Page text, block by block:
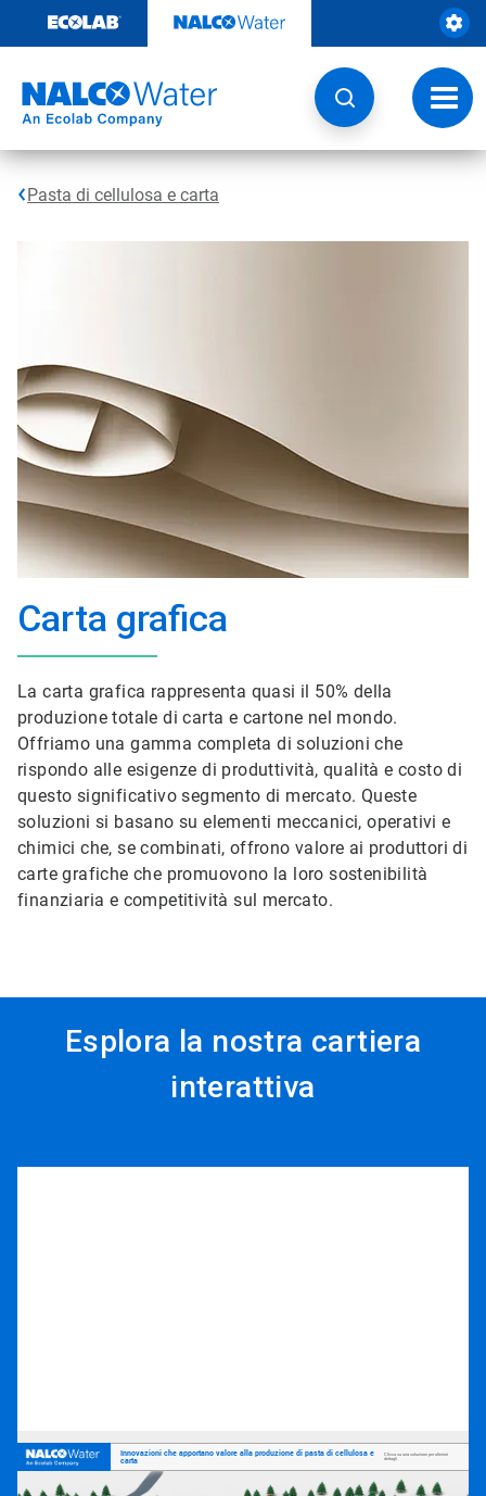
contenuto
Pasta di cellulosa e carta
Carta grafica
La carta grafica rappresenta quasi il 50% della
produzione totale di carta e cartone nel mondo.
Offriamo una gamma completa di soluzioni che
rispondo alle esigenze di produttività, qualità e costo di
questo significativo segmento di mercato. Queste
soluzioni si basano su elementi meccanici, operativi e
chimici che, se combinati, offrono valore ai produttori di
carte grafiche che promuovono la loro sostenibilità
finanziaria e competitività sul mercato.
Esplora la nostra cartiera
interattiva